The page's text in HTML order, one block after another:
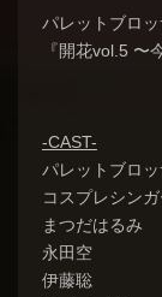
パレットブロ
『開花vol.5 〜
-CAST-
パレットブロッ
コスプレシン
まつだはるみ
永田空
伊藤聡